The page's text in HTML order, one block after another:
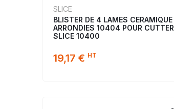
SLICE
BLISTER DE 4 LAMES CERAMIQUE
ARRONDIES 10404 POUR CUTTER
SLICE 10400
19,17 € HT